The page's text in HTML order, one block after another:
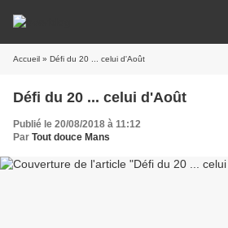
Accueil » Défi du 20 ... celui d'Août
Défi du 20 ... celui d'Août
Publié le 20/08/2018 à 11:12
Par Tout douce Mans